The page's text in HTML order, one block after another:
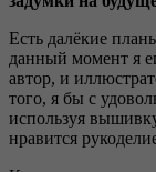
Есть далёкие
данный момент я
автор, и
того, я бы с
используя
нравится